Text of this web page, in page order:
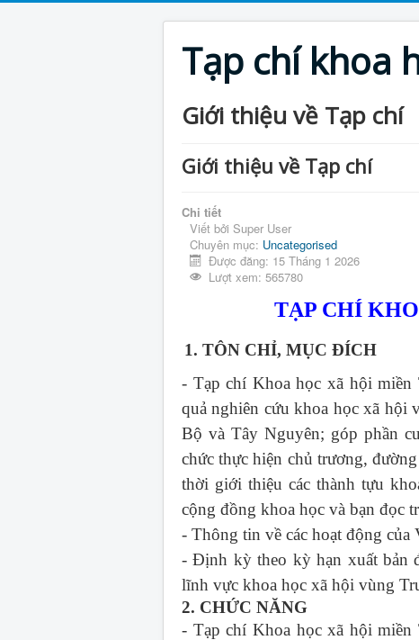
Tạp chí khoa
Giới thiệu về Tạp chí
Giới thiệu về Tạp chí
Chi tiết
Viết bởi Super User
Chuyên mục: Uncategorised
Được đăng: 15 Tháng 1 2026
Lượt xem: 565780
TẠP CHÍ
1. TÔN CHỈ, MỤC ĐÍCH
- Tạp chí Khoa học xã hội miền
quả nghiên cứu khoa học xã hội
Bộ và Tây Nguyên; góp phần
chức thực hiện chủ trương,
thời giới thiệu các thành tựu
cộng đồng khoa học và bạn đọc
- Thông tin về các hoạt động
- Định kỳ theo kỳ hạn xuất bản
lĩnh vực khoa học xã hội vùng
2. CHỨC NĂNG
- Tạp chí Khoa học xã hội miền